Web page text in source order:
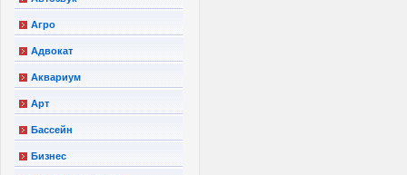
Агро
Адвокат
Аквариум
Арт
Бассейн
Бизнес